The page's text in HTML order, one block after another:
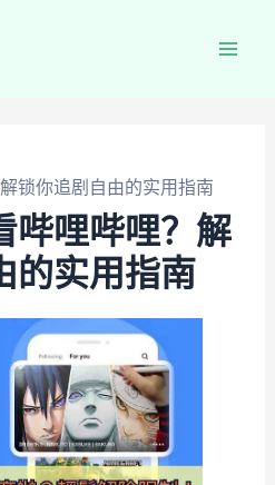
锁你追剧自由的实用指南
哔哩哔哩？解
的实用指南